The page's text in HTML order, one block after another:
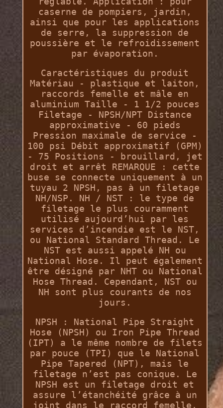
caserne de pompiers, jardin,
ainsi que pour les applications
de serre, la suppression de
poussière et le refroidissement
par évaporation.
Caractéristiques du produit
Matériau - plastique et laiton,
raccords femelle et mâle en
aluminium Taille - 1 1/2 pouces
Filetage - NPSH/NPT Distance
approximative - 60 pieds
Pression maximale de service -
100 psi Débit approximatif (GPM)
- 75 Positions - brouillard, jet
droit et arrêt REMARQUE : cette
buse se connecte uniquement à un
tuyau 2 NPSH, pas à un filetage
NH/NSP. NH / NST : le type de
filetage le plus couramment
utilisé aujourd’hui par les
services d’incendie est le NST,
ou National Standard Thread. Le
NST est aussi appelé NH ou
National Hose. Il peut également
être désigné par NHT ou National
Hose Thread. Cependant, NST ou
NH sont plus courants de nos
jours.
NPSH : National Pipe Straight
Hose (NPSH) ou Iron Pipe Thread
(IPT) a le même nombre de filets
par pouce (TPI) que le National
Pipe Tapered (NPT), mais le
filetage n’est pas conique. Le
NPSH est un filetage droit et
assure l’étanchéité grâce à un
joint dans le raccord femelle,